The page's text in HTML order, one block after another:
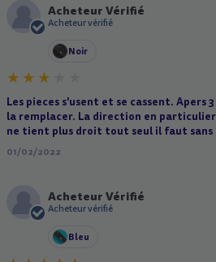
A
Acheteur Vérifié
Acheteur vérifié
Noir
Les pieces s'usent et se cassent.
la remplacer. La direction en
ne tient plus droit tout seul il faut
01/02/2022
A
Acheteur Vérifié
Acheteur vérifié
Bleu